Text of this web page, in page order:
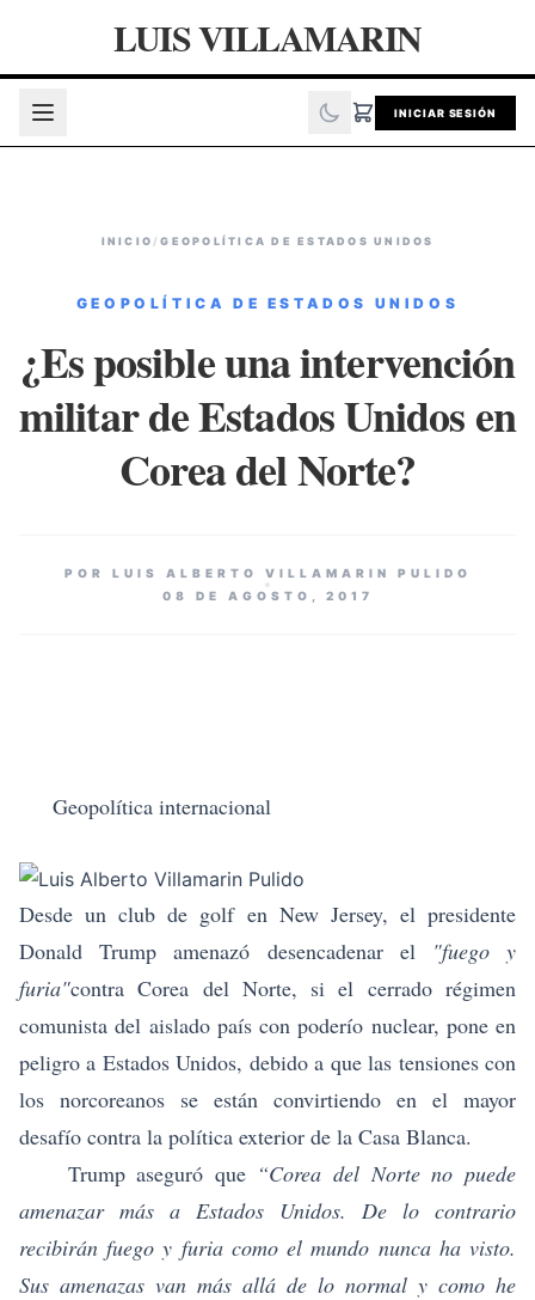
LUIS VILLAMARIN
INICIAR SESIÓN
INICIO /GEOPOLÍTICA DE ESTADOS UNIDOS
GEOPOLÍTICA DE ESTADOS UNIDOS
¿Es posible una intervención
militar de Estados Unidos en
Corea del Norte?
POR LUIS ALBERTO VILLAMARIN PULIDO
08 DE AGOSTO, 2017
Geopolítica internacional
Desde un club de golf en New Jersey, el presidente
Donald Trump amenazó desencadenar el "fuego y
furia"contra Corea del Norte, si el cerrado régimen
comunista del aislado país con poderío nuclear, pone en
peligro a Estados Unidos, debido a que las tensiones con
los norcoreanos se están convirtiendo en el mayor
desafío contra la política exterior de la Casa Blanca.
Trump aseguró que “Corea del Norte no puede
amenazar más a Estados Unidos. De lo contrario
recibirán fuego y furia como el mundo nunca ha visto.
Sus amenazas van más allá de lo normal y como he